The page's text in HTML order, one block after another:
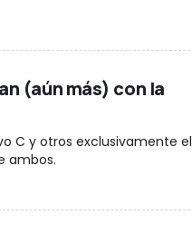
(aún más) con la
C y otros exclusivamente el
ambos.